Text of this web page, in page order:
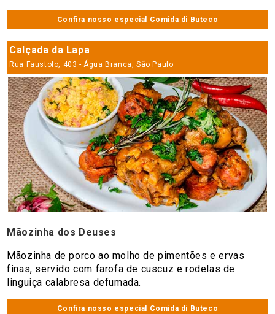
Confira nosso especial Comida di Buteco
Calçada da Lapa
Rua Faustolo, 403 - Água Branca, São Paulo
Mãozinha dos Deuses
Mãozinha de porco ao molho de pimentões e ervas
finas, servido com farofa de cuscuz e rodelas de
linguiça calabresa defumada.
Confira nosso especial Comida di Buteco